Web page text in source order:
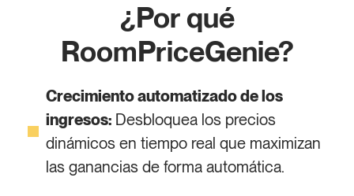
¿Por qué
RoomPriceGenie?
Crecimiento automatizado de los
ingresos:Desbloquea los precios
dinámicos en tiempo real que maximizan
las ganancias de forma automática.